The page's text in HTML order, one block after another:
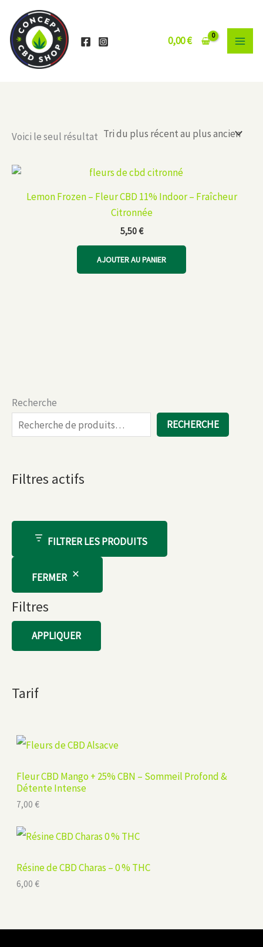
contenu
0,00€
Recherche
RECHERCHE
Filtres actifs
FILTRER LES PRODUITS
FERMER
Filtres
APPLIQUER
Tarif
Fleur CBD Mango + 25% CBN – Sommeil Profond &
Détente Intense
7,00 €
Résine de CBD Charas – 0 % THC
6,00 €
Voici le seul résultat
Lemon Frozen – Fleur CBD 11% Indoor – Fraîcheur
Citronnée
5,50€
AJOUTER AU PANIER